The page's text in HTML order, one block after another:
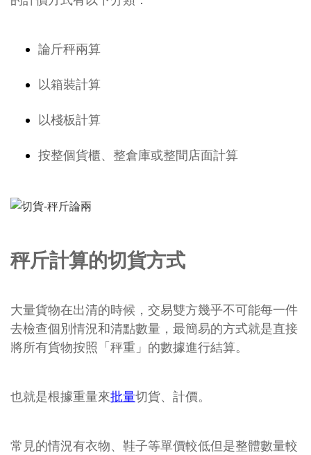
論斤秤兩算
以箱裝計算
以棧板計算
按整個貨櫃、整倉庫或整間店面計算
秤斤計算的切貨方式
大量貨物在出清的時候，交易雙方幾乎不可能每一件
去檢查個別情況和清點數量，最簡易的方式就是直接
將所有貨物按照「秤重」的數據進行結算。
也就是根據重量來批量切貨、計價。
常見的情況有衣物、鞋子等單價較低但是整體數量較